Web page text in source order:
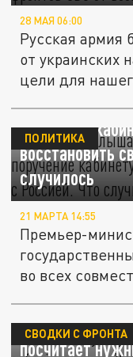
28 МАЯ 06:00
Русская армия
от украинских
цели для
В Кремле
поручение
восстановить
случилось
ПОЛИТИКА
21 МАРТА 14:55
Премьер-
во всех
Месть за
Кремль
посчитает
СВОДКИ С ФРОНТА